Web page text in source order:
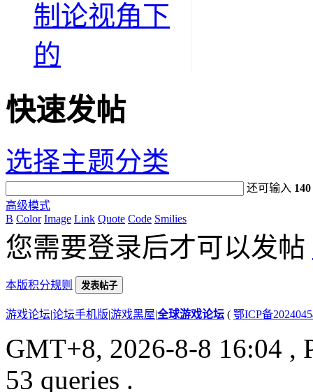
制论视角下
的
快速发帖
选择主题分类
还可输入 140
高级模式
B Color Image Link Quote Code Smilies
您需要登录后才可以发帖
本版积分规则 发表帖子
游戏论坛|论坛手机版|游戏黑屋|全球游戏论坛 ( 鄂ICP备
GMT+8, 2026-8-8 16:04 ,
53 queries .